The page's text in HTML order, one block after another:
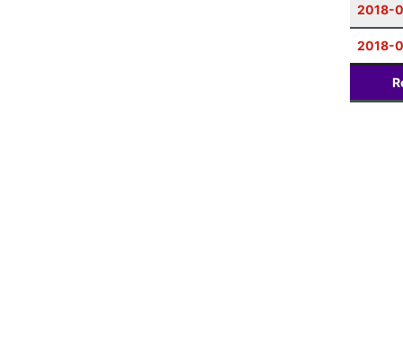
2018-
2018-